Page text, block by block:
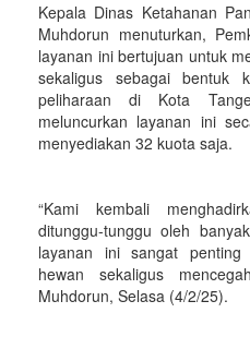
Kepala Dinas Ketahanan
Muhdorun menuturkan,
layanan ini bertujuan untuk
sekaligus sebagai bentuk
peliharaan di Kota
meluncurkan layanan ini
menyediakan 32 kuota saja.
“Kami kembali
ditunggu-tunggu oleh
layanan ini sangat
hewan sekaligus
Muhdorun, Selasa (4/2/25).